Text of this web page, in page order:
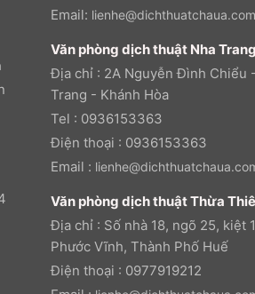
Email: lienhe@dichthuatchaua.com
Văn phòng dịch thuật Nha Trang
Địa chỉ : 2A Nguyễn Đình Chiểu
Trang - Khánh Hòa
Tel : 0936153363
Điện thoại : 0936153363
Email :
Văn phòng dịch thuật Thừa
Địa chỉ : Số nhà 18, ngõ 25, kiệt
Phước Vĩnh, Thành Phố Huế
Điện thoại : 0977919212